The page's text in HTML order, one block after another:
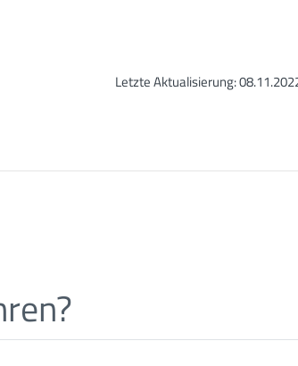
Letzte Aktualisierung:
Verlag, Stuttgart 2018
Stuttgart 2016